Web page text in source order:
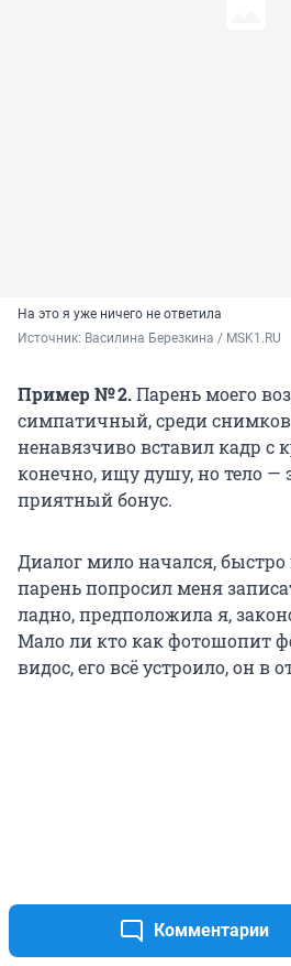
Комментарии
На это я уже ничего не ответила
Источник: Василина Березкина / MSK1.RU
Пример № 2.Парень моего
симпатичный, среди
ненавязчиво вставил кадр с
конечно, ищу душу, но тело —
приятный бонус.
Диалог мило начался, быстро
парень попросил меня
ладно, предположила я,
Мало ли кто как фотошопит
видос, его всё устроило, он в